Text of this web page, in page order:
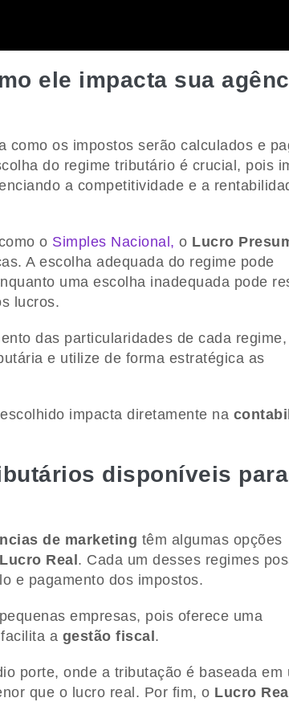
ele impacta sua
como os impostos serão calculados e
do regime tributário é crucial, pois
a competitividade e a
o Simples Nacional, o Lucro
A escolha adequada do regime pode
uma escolha inadequada pode
lucros.
das particularidades de cada regime,
e utilize de forma estratégica as
escolhido impacta diretamente na
disponíveis para
de marketing têm algumas opções
Lucro Real . Cada um desses regimes
e pagamento dos impostos.
empresas, pois oferece uma
a gestão fiscal .
porte, onde a tributação é baseada em
que o lucro real. Por fim, o Lucro